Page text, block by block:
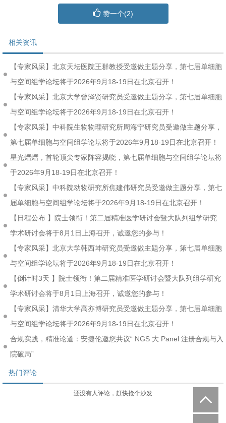
赞一个(2)
相关资讯
【专家风采】北京天坛医院王群教授受邀做主题分享，第七届单细胞
与空间组学论坛将于2026年9月18-19日在北京召开！
【专家风采】北京大学曾泽贤研究员受邀做主题分享，第七届单细胞
与空间组学论坛将于2026年9月18-19日在北京召开！
【专家风采】中科院生物物理研究所周海宁研究员受邀做主题分享，
第七届单细胞与空间组学论坛将于2026年9月18-19日在北京召开！
星光熠熠，首轮顶尖专家阵容揭晓，第七届单细胞与空间组学论坛将
于2026年9月18-19日在北京召开！
【专家风采】中科院动物研究所焦建伟研究员受邀做主题分享，第七
届单细胞与空间组学论坛将于2026年9月18-19日在北京召开！
【日程公布 】院士领衔！第二届精准医学研讨会暨大队列组学研究
学术研讨会将于8月1日上海召开，诚邀您的参与！
【专家风采】北京大学韩西坤研究员受邀做主题分享，第七届单细胞
与空间组学论坛将于2026年9月18-19日在北京召开！
【倒计时3天 】院士领衔！第二届精准医学研讨会暨大队列组学研究
学术研讨会将于8月1日上海召开，诚邀您的参与！
【专家风采】清华大学高亦博研究员受邀做主题分享，第七届单细胞
与空间组学论坛将于2026年9月18-19日在北京召开！
合规实践，精准论道：安捷伦邀您共议“ NGS 大 Panel 注册合规与入
院破局”
热门评论
还没有人评论，赶快抢个沙发